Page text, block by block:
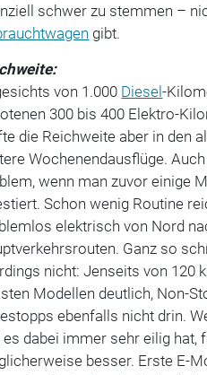
schwer zu stemmen –
gibt.
von 1.000 Diesel-
300 bis 400 Elektro-
die Reichweite aber in den
Wochenendausflüge.
wenn man zuvor einige
Schon wenig Routine
elektrisch von Nord
Ganz so
nicht: Jenseits von 120
Modellen deutlich, Non-
ebenfalls nicht drin.
es dabei immer sehr eilig hat,
besser. Erste E-